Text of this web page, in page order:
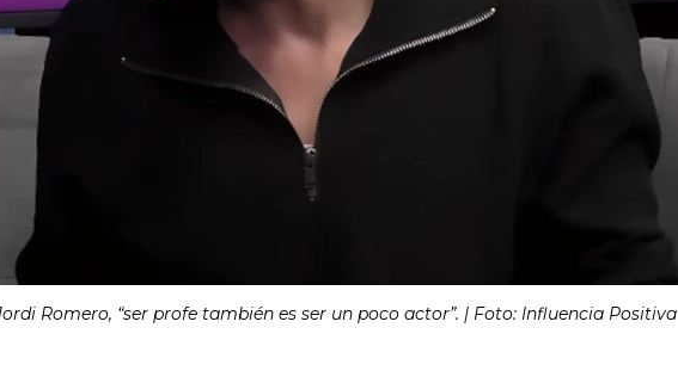
Romero, “ser profe también es ser un poco actor”. | Foto: Influencia Positiva